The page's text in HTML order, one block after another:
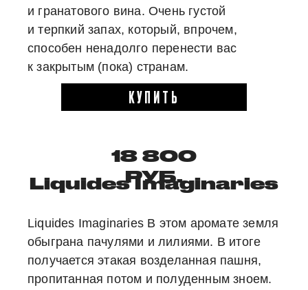
и гранатового вина. Очень густой
и терпкий запах, который, впрочем,
способен ненадолго перенести вас
к закрытым (пока) странам.
КУПИТЬ
18 800
РУБ.
Liquides Imaginaries
Liquides Imaginaries В этом аромате земля
обыграна пачулями и лилиями. В итоге
получается этакая возделанная пашня,
пропитанная потом и полуденным зноем.